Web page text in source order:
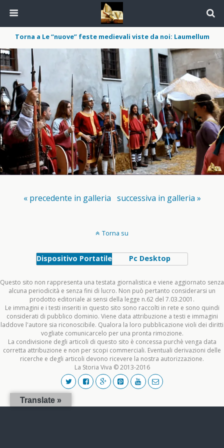
Torna a Le “nuove” feste medievali viste da noi: Laumellum
« precedente in galleria successiva in galleria »
Torna su
Dispositivo Portatile Pc Desktop
Questo sito non rappresenta una testata giornalistica e viene aggiornato senza
alcuna periodicità e senza fini di lucro. Non può pertanto considerarsi un
prodotto editoriale ai sensi della legge n.62 del 7.03.2001.
Le immagini e i testi inseriti in questo sito sono raccolti in rete e sono quindi
considerati di pubblico dominio. Viene data attribuzione a testi e immagini
laddove l'autore sia riconoscibile. Qualora la loro pubblicazione violi dei diritti
vogliate comunicarcelo per una pronta rimozione.
La condivisione degli articoli di questo sito è concessa purchè venga data
corretta attribuzione e non per scopi commerciali. Eventuali derivazioni delle
ricerche e degli articoli devono ricevere la nostra autorizzazione.
La Storia Viva © 2013-2016
Translate »